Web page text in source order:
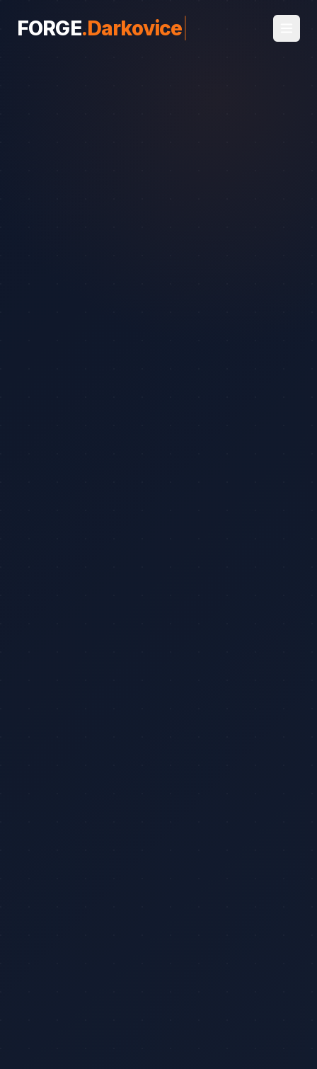
FORGE.Darkovice